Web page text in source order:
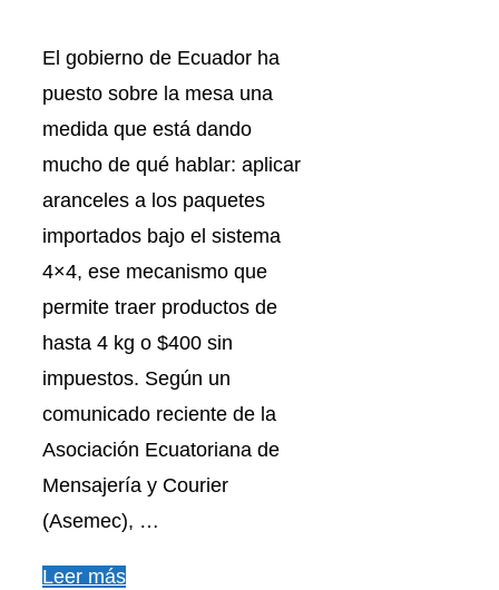
El gobierno de Ecuador ha
puesto sobre la mesa una
medida que está dando
mucho de qué hablar: aplicar
aranceles a los paquetes
importados bajo el sistema
4×4, ese mecanismo que
permite traer productos de
hasta 4 kg o $400 sin
impuestos. Según un
comunicado reciente de la
Asociación Ecuatoriana de
Mensajería y Courier
(Asemec), …
Leer más